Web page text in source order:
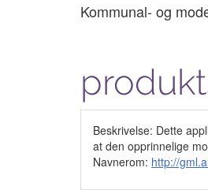
Kommunal- og
Beskrivelse: Dette
at den opprinnelige
Navnerom: http://